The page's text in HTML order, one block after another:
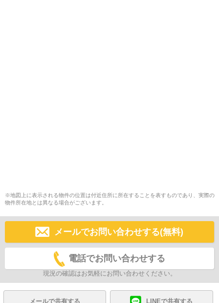
※地図上に表示される物件の位置は付近住所に所在することを表すものであり、実際の
物件所在地とは異なる場合がございます。
メールでお問い合わせする(無料)
電話でお問い合わせする
現況の確認はお気軽にお問い合わせください。
メールで共有する LINEで共有する